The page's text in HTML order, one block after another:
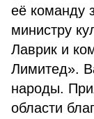
её команду
министру
Лаврик и
Лимитед».
народы.
области